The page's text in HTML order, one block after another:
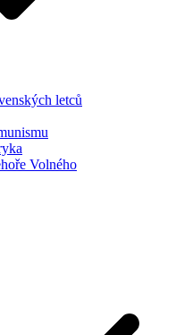
letců
Volného